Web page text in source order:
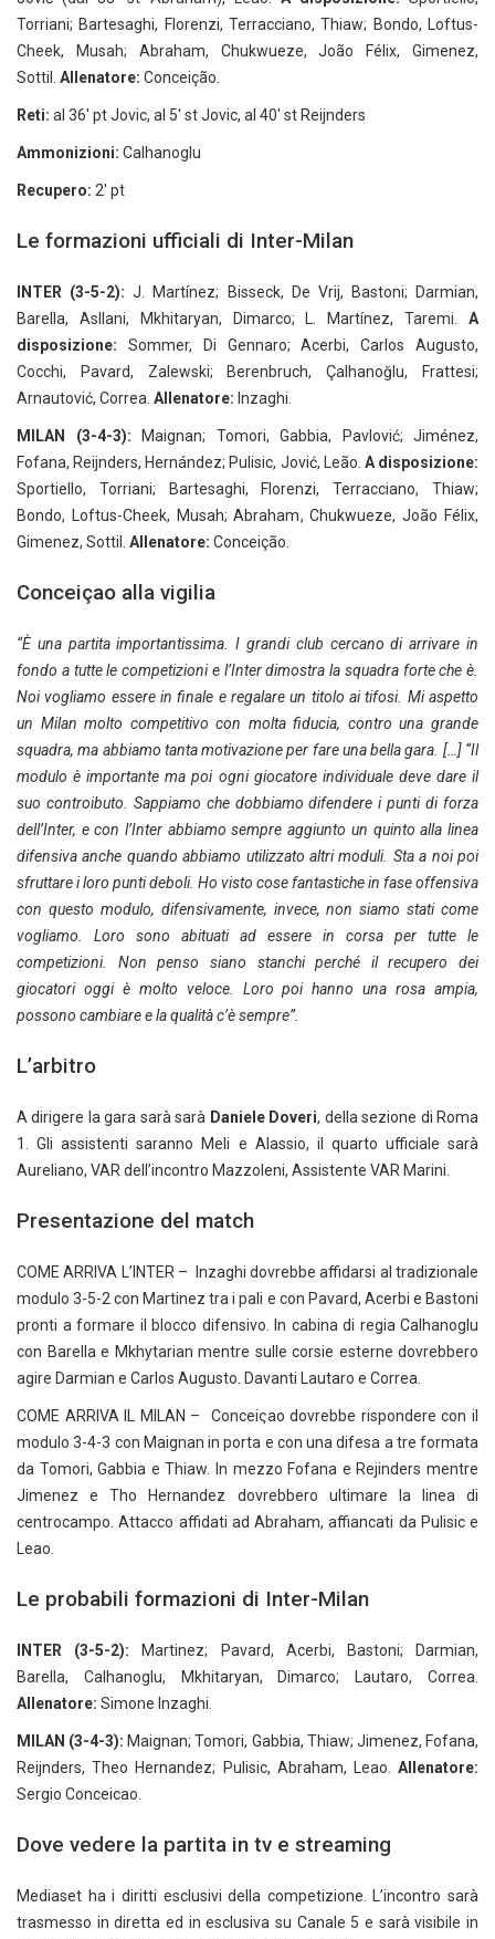
Torriani; Bartesaghi, Florenzi, Terracciano, Thiaw; Bondo, Loftus-
Cheek, Musah; Abraham, Chukwueze, João Félix, Gimenez,
Sottil. Allenatore: Conceição.
Reti: al 36' pt Jovic, al 5' st Jovic, al 40' st Reijnders
Ammonizioni: Calhanoglu
Recupero: 2' pt
Le formazioni ufficiali di Inter-Milan
INTER (3-5-2):J. Martínez; Bisseck, De Vrij, Bastoni; Darmian,
Barella, Asllani, Mkhitaryan, Dimarco; L. Martínez, Taremi. A
disposizione: Sommer, Di Gennaro; Acerbi, Carlos Augusto,
Cocchi, Pavard, Zalewski; Berenbruch, Çalhanoğlu, Frattesi;
Arnautović, Correa. Allenatore: Inzaghi.
MILAN (3-4-3): Maignan; Tomori, Gabbia, Pavlović; Jiménez,
Fofana, Reijnders, Hernández; Pulisic, Jović, Leão. A disposizione:
Sportiello, Torriani; Bartesaghi, Florenzi, Terracciano, Thiaw;
Bondo, Loftus-Cheek, Musah; Abraham, Chukwueze, João Félix,
Gimenez, Sottil. Allenatore: Conceição.
Conceiçao alla vigilia
“È una partita importantissima. I grandi club cercano di arrivare in
fondo a tutte le competizioni e l’Inter dimostra la squadra forte che è.
Noi vogliamo essere in finale e regalare un titolo ai tifosi. Mi aspetto
un Milan molto competitivo con molta fiducia, contro una grande
squadra, ma abbiamo tanta motivazione per fare una bella gara. […] “Il
modulo è importante ma poi ogni giocatore individuale deve dare il
suo controibuto. Sappiamo che dobbiamo difendere i punti di forza
dell’Inter, e con l’Inter abbiamo sempre aggiunto un quinto alla linea
difensiva anche quando abbiamo utilizzato altri moduli. Sta a noi poi
sfruttare i loro punti deboli. Ho visto cose fantastiche in fase offensiva
con questo modulo, difensivamente, invece, non siamo stati come
vogliamo. Loro sono abituati ad essere in corsa per tutte le
competizioni. Non penso siano stanchi perché il recupero dei
giocatori oggi è molto veloce. Loro poi hanno una rosa ampia,
possono cambiare e la qualità c’è sempre”.
L’arbitro
A dirigere la gara sarà sarà Daniele Doveri, della sezione di Roma
1. Gli assistenti saranno Meli e Alassio, il quarto ufficiale sarà
Aureliano, VAR dell’incontro Mazzoleni, Assistente VAR Marini.
Presentazione del match
COME ARRIVA L’INTER – Inzaghi dovrebbe affidarsi al tradizionale
modulo 3-5-2 con Martinez tra i pali e con Pavard, Acerbi e Bastoni
pronti a formare il blocco difensivo. In cabina di regia Calhanoglu
con Barella e Mkhytarian mentre sulle corsie esterne dovrebbero
agire Darmian e Carlos Augusto. Davanti Lautaro e Correa.
COME ARRIVA IL MILAN – Conceiςao dovrebbe rispondere con il
modulo 3-4-3 con Maignan in porta e con una difesa a tre formata
da Tomori, Gabbia e Thiaw. In mezzo Fofana e Rejinders mentre
Jimenez e Tho Hernandez dovrebbero ultimare la linea di
centrocampo. Attacco affidati ad Abraham, affiancati da Pulisic e
Leao.
Le probabili formazioni di Inter-Milan
INTER (3-5-2): Martinez; Pavard, Acerbi, Bastoni; Darmian,
Barella, Calhanoglu, Mkhitaryan, Dimarco; Lautaro, Correa.
Allenatore: Simone Inzaghi.
MILAN (3-4-3): Maignan; Tomori, Gabbia, Thiaw; Jimenez, Fofana,
Reijnders, Theo Hernandez; Pulisic, Abraham, Leao. Allenatore:
Sergio Conceicao.
Dove vedere la partita in tv e streaming
Mediaset ha i diritti esclusivi della competizione. L’incontro sarà
trasmesso in diretta ed in esclusiva su Canale 5 e sarà visibile in